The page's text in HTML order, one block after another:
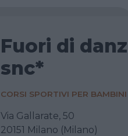
Fuori di
snc*
CORSI SPORTIVI PER BAMBINI
Via Gallarate, 50
20151 Milano (Milano)